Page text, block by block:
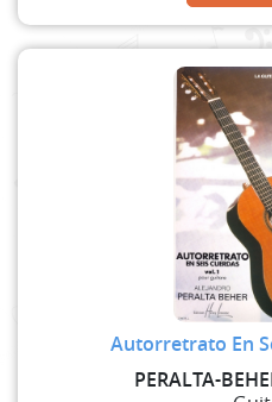
Autorretrato En
PERALTA-